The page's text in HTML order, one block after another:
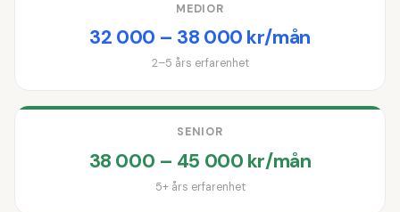
MEDIOR
32 000 – 38 000 kr/mån
2–5 års erfarenhet
SENIOR
38 000 – 45 000 kr/mån
5+ års erfarenhet